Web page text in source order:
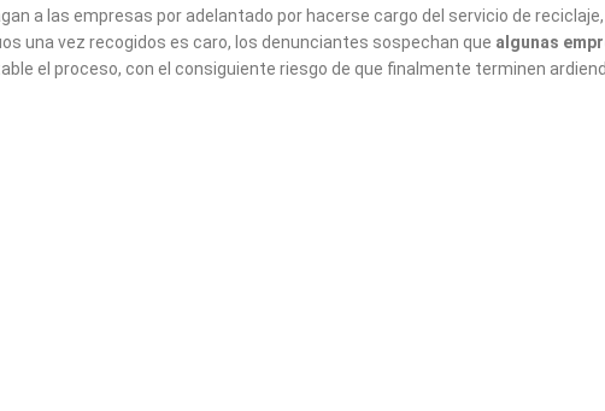
a las empresas por adelantado por hacerse cargo del servicio de
una vez recogidos es caro, los denunciantes sospechan que algunas
el proceso, con el consiguiente riesgo de que finalmente terminen